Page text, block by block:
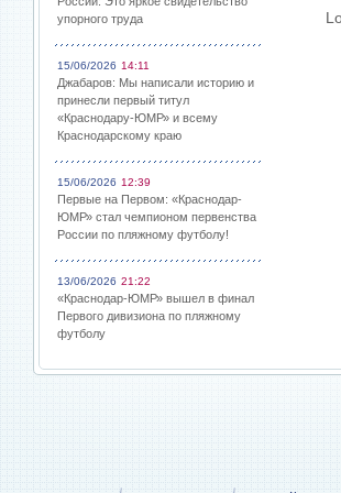
упорного труда
15/06/2026 14:11
Джабаров: Мы написали историю и
принесли первый титул
«Краснодару-ЮМР» и всему
Краснодарскому краю
15/06/2026 12:39
Первые на Первом: «Краснодар-
ЮМР» стал чемпионом первенства
России по пляжному футболу!
13/06/2026 21:22
«Краснодар-ЮМР» вышел в финал
Первого дивизиона по пляжному
футболу